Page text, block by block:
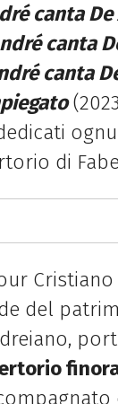
canta
canta
canta
di
Cristiano
del